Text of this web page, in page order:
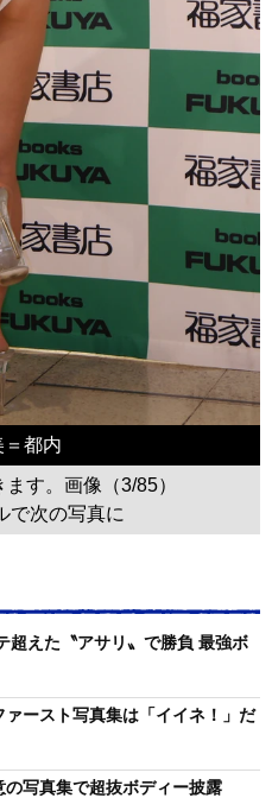
都内
す。画像（3/85）
で次の写真に
超えた〝アサリ〟で勝負 最強ボ
ースト写真集は「イイネ！」だ
の写真集で超抜ボディー披露